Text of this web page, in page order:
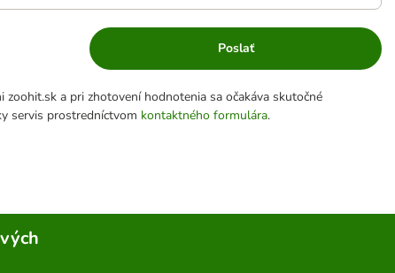
Poslať
a pri zhotovení hodnotenia sa očakáva skutočné
servis prostredníctvom kontaktného formulára.